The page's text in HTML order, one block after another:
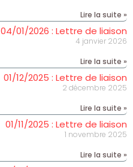
Lire la suite »
04/01/2026 : Lettre de liaison
4 janvier 2026
Lire la suite »
01/12/2025 : Lettre de liaison
2 décembre 2025
Lire la suite »
01/11/2025 : Lettre de liaison
1 novembre 2025
Lire la suite »